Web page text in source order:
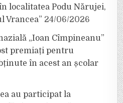
localitatea Podu Nărujei,
Vrancea” 24/06/2026
„Ioan Cîmpineanu”
premiați pentru
în acest an școlar
au participat la